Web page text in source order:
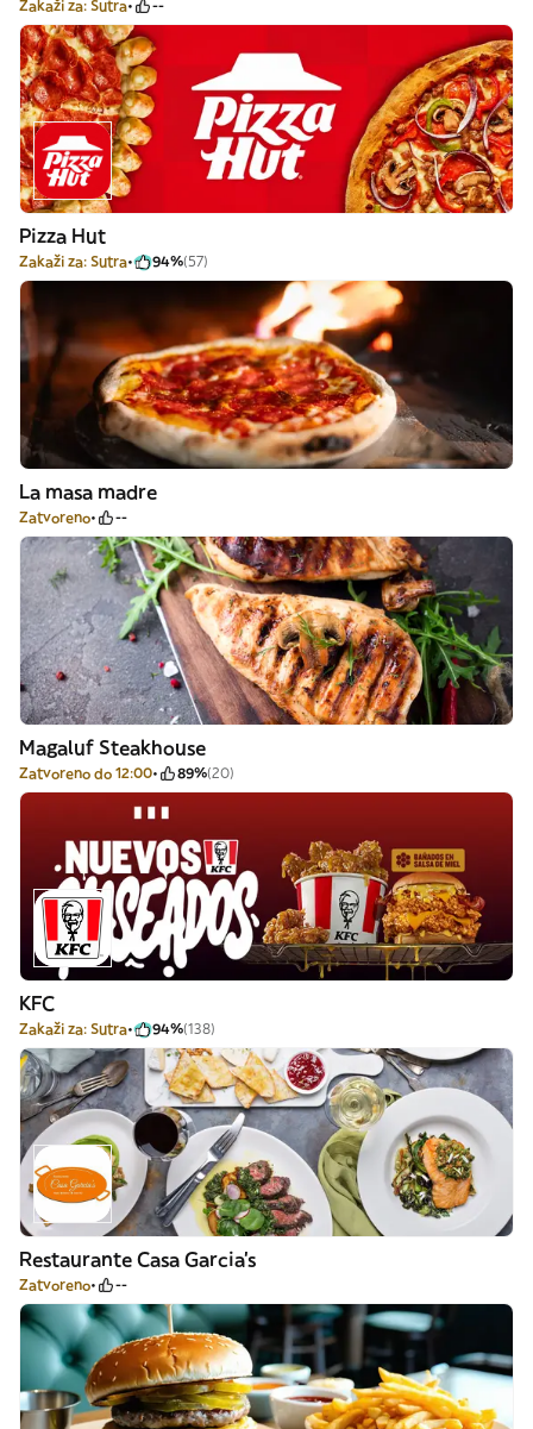
Zakaži za: Sutra --
Pizza Hut
Zakaži za: Sutra 94%(57)
La masa madre
Zatvoreno --
Magaluf Steakhouse
Zatvoreno do 12:00 89%(20)
KFC
Zakaži za: Sutra 94%(138)
Restaurante Casa Garcia's
Zatvoreno --